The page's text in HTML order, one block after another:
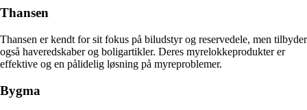
Thansen
Thansen er kendt for sit fokus på biludstyr og reservedele, men tilbyder
også haveredskaber og boligartikler. Deres myrelokkeprodukter er
effektive og en pålidelig løsning på myreproblemer.
Bygma